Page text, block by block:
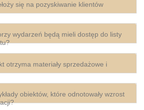
się na pozyskiwanie klientów
wydarzeń będą mieli dostęp do listy
otrzyma materiały sprzedażowe i
obiektów, które odnotowały wzrost